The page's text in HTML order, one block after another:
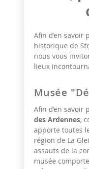
Afin d’en
historique de
nous vous
lieux
Musée
Afin d’en savoir
des Ardennes,
apporte toutes
région de La
assauts de la
musée